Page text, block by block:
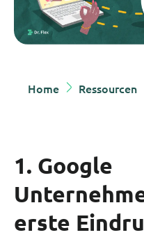
Home Ressourcen
1. Google
erste